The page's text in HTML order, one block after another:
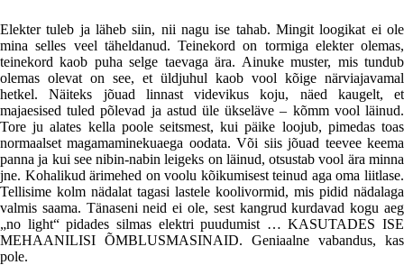
Elekter tuleb ja läheb siin, nii nagu ise tahab. Mingit loogikat ei ole
mina selles veel täheldanud. Teinekord on tormiga elekter olemas,
teinekord kaob puha selge taevaga ära. Ainuke muster, mis tundub
olemas olevat on see, et üldjuhul kaob vool kõige närviajavamal
hetkel. Näiteks jõuad linnast videvikus koju, näed kaugelt, et
majaesised tuled põlevad ja astud üle ükseläve – kõmm vool läinud.
Tore ju alates kella poole seitsmest, kui päike loojub, pimedas toas
normaalset magamaminekuaega oodata. Või siis jõuad teevee keema
panna ja kui see nibin-nabin leigeks on läinud, otsustab vool ära minna
jne. Kohalikud ärimehed on voolu kõikumisest teinud aga oma liitlase.
Tellisime kolm nädalat tagasi lastele koolivormid, mis pidid nädalaga
valmis saama. Tänaseni neid ei ole, sest kangrud kurdavad kogu aeg
„no light“ pidades silmas elektri puudumist … KASUTADES ISE
MEHAANILISI ÕMBLUSMASINAID. Geniaalne vabandus, kas
pole.